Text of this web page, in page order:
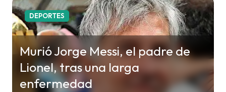
c
i
ó
n
DEPORTES
Murió Jorge Messi, el padre de
Lionel, tras una larga
enfermedad